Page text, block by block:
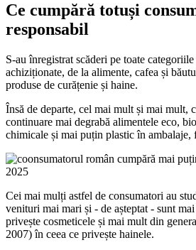
Ce cumpără totuși
responsabil
S-au înregistrat scăderi pe toate categoriile
achiziționate, de la alimente, cafea și
produse de curățenie și haine.
Însă de departe, cel mai mult și mai mult,
continuare mai degrabă alimentele eco,
chimicale și mai puțin plastic în ambalaje,
Cei mai mulți astfel de consumatori au
venituri mai mari și - de așteptat - sunt
privește cosmeticele și mai mult din
2007) în ceea ce privește hainele.